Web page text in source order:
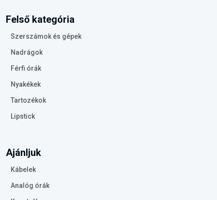
Felső kategória
Szerszámok és gépek
Nadrágok
Férfi órák
Nyakékek
Tartozékok
Lipstick
Ajánljuk
Kábelek
Analóg órák